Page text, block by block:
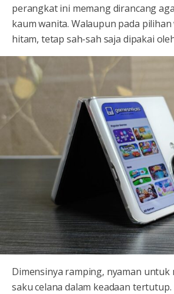
perangkat ini memang dirancang
kaum wanita. Walaupun pada
hitam, tetap sah-sah saja dipakai
Dimensinya ramping, nyaman untuk
saku celana dalam keadaan